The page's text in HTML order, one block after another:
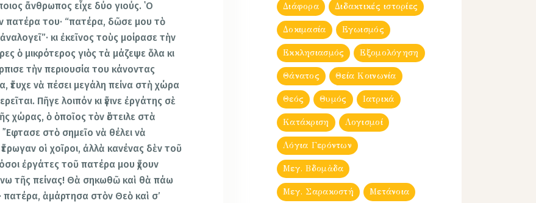
ἄνθρωπος εἶχε δύο γιούς. ῾Ο
πατέρα του· “πατέρα, δῶσε μου τὸ
κι ἐκεῖνος τοὺς μοίρασε τὴν
ὁ μικρότερος γιὸς τὰ μάζεψε ὅλα κι
τὴν περιουσία του κάνοντας
νὰ πέσει μεγάλη πείνα στὴ χώρα
Πῆγε λοιπόν κι ἔγινε ἐργάτης σὲ
χώρας, ὁ ὁποῖος τὸν ἔστειλε στὰ
στὸ σημεῖο νὰ θέλει νὰ
οἱ χοῖροι, ἀλλὰ κανένας δὲν τοῦ
ἐργάτες τοῦ πατέρα μου ἔχουν
τῆς πείνας! Θὰ σηκωθῶ καὶ θὰ πάω
ἁμάρτησα στὸν Θεὸ καὶ σ’
Διάφορα Διδακτικές ιστορίες
Δοκιμασία Εγωισμός
Εκκλησιασμός Εξομολόγηση
Θάνατος Θεία Κοινωνία
Θεός Θυμός Ιατρικά
Κατάκριση Λογισμοί
Λόγια Γερόντων
Μεγ. Βδομἀδα
Μεγ. Σαρακοστή Μετάνοια